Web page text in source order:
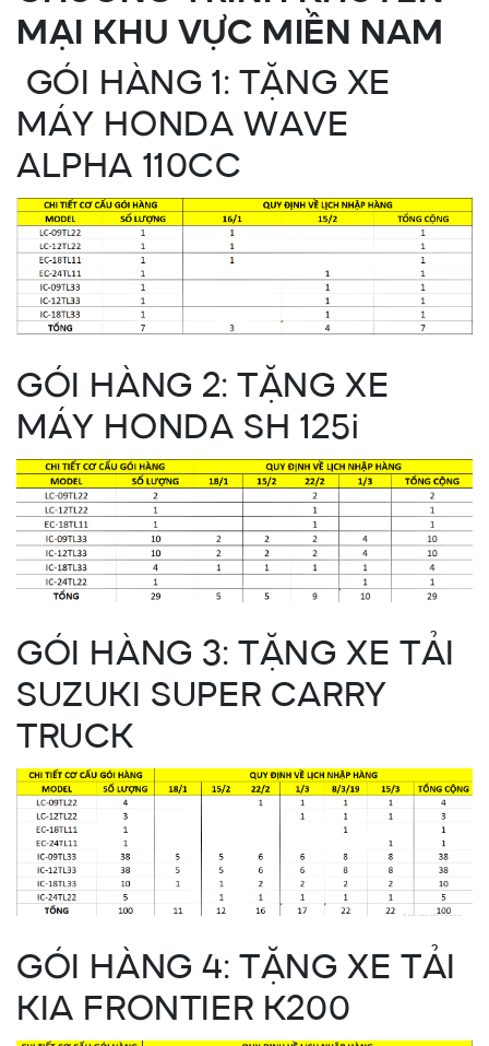
MẠI KHU VỰC MIỀN NAM
GÓI HÀNG 1: TẶNG XE
MÁY HONDA WAVE
ALPHA 110CC
GÓI HÀNG 2: TẶNG XE
MÁY HONDA SH 125i
GÓI HÀNG 3: TẶNG XE TẢI
SUZUKI SUPER CARRY
TRUCK
GÓI HÀNG 4: TẶNG XE TẢI
KIA FRONTIER K200